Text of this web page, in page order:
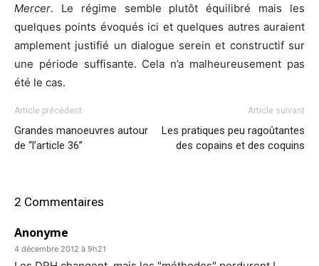
Mercer. Le régime semble plutôt équilibré mais les
quelques points évoqués ici et quelques autres auraient
amplement justifié un dialogue serein et constructif sur
une période suffisante. Cela n’a malheureusement pas
été le cas.
Article précédent
Grandes manoeuvres autour
de “l’article 36”
Article suivant
Les pratiques peu ragoûtantes
des copains et des coquins
2 Commentaires
Anonyme
4 décembre 2012 à 9h21